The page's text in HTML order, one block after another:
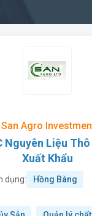
Agro
Nguyên Liệu
Xuất Khẩu
dụng: Hồng Bàng